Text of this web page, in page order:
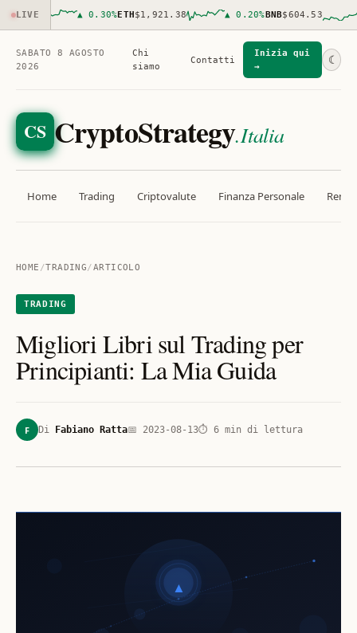
LIVE ▲ 0.30 %ETH$1,921.38 ▲ 0.20 %BNB$604.53 ▲
SABATO 8 AGOSTO
2026
Chi
siamo
Contatti
Inizia qui
→
☾
CS CryptoStrategy.Italia
Home Trading Criptovalute Finanza Personale
HOME /TRADING/ARTICOLO
TRADING
Migliori Libri sul Trading per
Principianti: La Mia Guida
F Di Fabiano Ratta📅 2023-08-13⏱ 6 min di lettura